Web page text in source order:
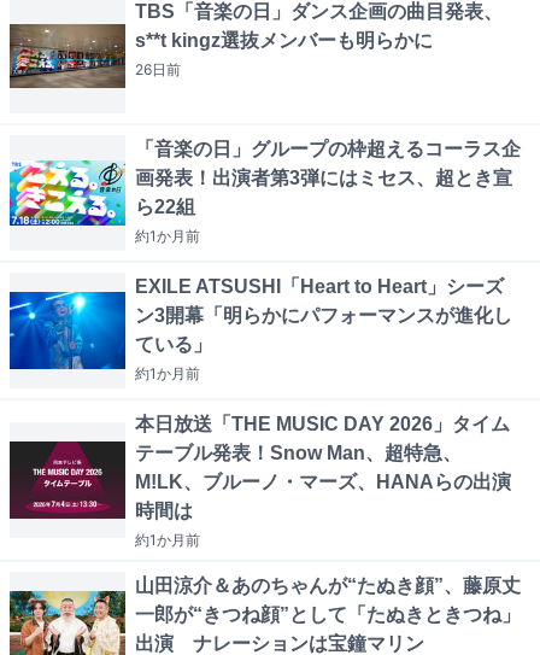
TBS「音楽の日」ダンス企画の曲目発表、
s**t kingz選抜メンバーも明らかに
26日前
「音楽の日」グループの枠超えるコーラス企
画発表！出演者第3弾にはミセス、超とき宣
ら22組
約1か月前
EXILE ATSUSHI「Heart to Heart」シーズ
ン3開幕「明らかにパフォーマンスが進化し
ている」
約1か月前
本日放送「THE MUSIC DAY 2026」タイム
テーブル発表！Snow Man、超特急、
M!LK、ブルーノ・マーズ、HANAらの出演
時間は
約1か月前
山田涼介＆あのちゃんが“たぬき顔”、藤原丈
一郎が“きつね顔”として「たぬきときつね」
出演 ナレーションは宝鐘マリン